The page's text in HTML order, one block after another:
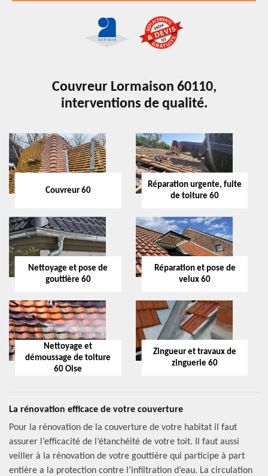
Couvreur Lormaison 60110,
interventions de qualité.
Couvreur 60
Réparation urgente, fuite
de toiture 60
Nettoyage et pose de
gouttière 60
Réparation et pose de
velux 60
Nettoyage et
démoussage de toiture
60 Oise
Zingueur et travaux de
zinguerie 60
La rénovation efficace de votre couverture
Pour la rénovation de la couverture de votre habitat il faut
assurer l’efficacité de l’étanchéité de votre toit. Il faut aussi
veiller à la rénovation de votre gouttière qui participe à part
entière a la protection contre l’infiltration d’eau. La circulation